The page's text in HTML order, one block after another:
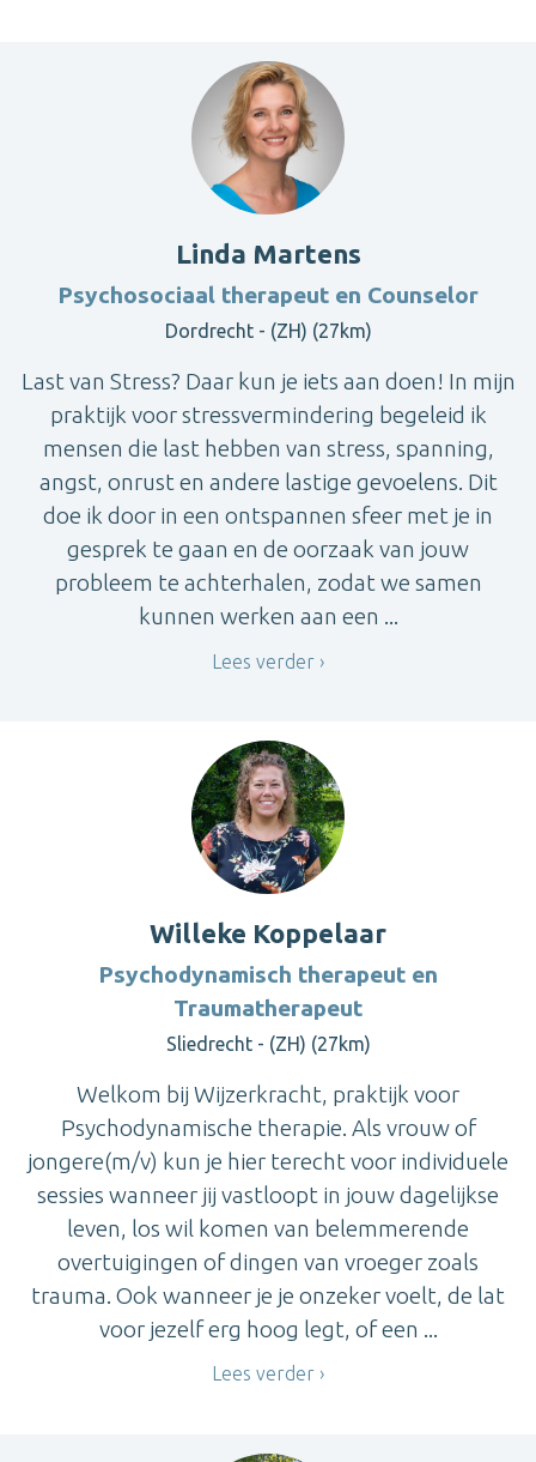
Linda Martens
Psychosociaal therapeut en Counselor
Dordrecht - (ZH) (27km)
Last van Stress? Daar kun je iets aan doen! In mijn
praktijk voor stressvermindering begeleid ik
mensen die last hebben van stress, spanning,
angst, onrust en andere lastige gevoelens. Dit
doe ik door in een ontspannen sfeer met je in
gesprek te gaan en de oorzaak van jouw
probleem te achterhalen, zodat we samen
kunnen werken aan een ...
Lees verder
Willeke Koppelaar
Psychodynamisch therapeut en
Traumatherapeut
Sliedrecht - (ZH) (27km)
Welkom bij Wijzerkracht, praktijk voor
Psychodynamische therapie. Als vrouw of
jongere(m/v) kun je hier terecht voor individuele
sessies wanneer jij vastloopt in jouw dagelijkse
leven, los wil komen van belemmerende
overtuigingen of dingen van vroeger zoals
trauma. Ook wanneer je je onzeker voelt, de lat
voor jezelf erg hoog legt, of een ...
Lees verder